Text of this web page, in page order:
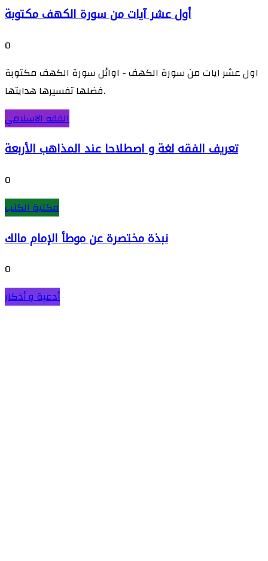
أول عشر آيات من سورة الكهف مكتوبة
0
اول عشر ايات من سورة الكهف - اوائل سورة الكهف مكتوبة
فضلها تفسيرها هدايتها.
الفقه الاسلامي
تعريف الفقه لغة و اصطلاحا عند المذاهب الأربعة
0
مكتبة الكتب
نبذة مختصرة عن موطأ الإمام مالك
0
أدعية و أذكار